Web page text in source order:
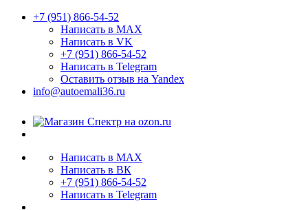
+7 (951) 866-54-52
Написать в MAX
Написать в VK
+7 (951) 866-54-52
Написать в Telegram
Оставить отзыв на Yandex
info@autoemali36.ru
Написать в MAX
Написать в ВК
+7 (951) 866-54-52
Написать в Telegram